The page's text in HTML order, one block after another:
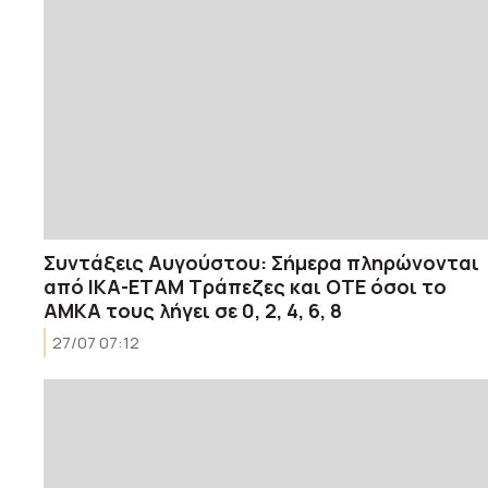
Συντάξεις Αυγούστου: Σήμερα πληρώνονται
από ΙΚΑ-ΕΤΑΜ Τράπεζες και ΟΤΕ όσοι το
ΑΜΚΑ τους λήγει σε 0, 2, 4, 6, 8
27/07 07:12